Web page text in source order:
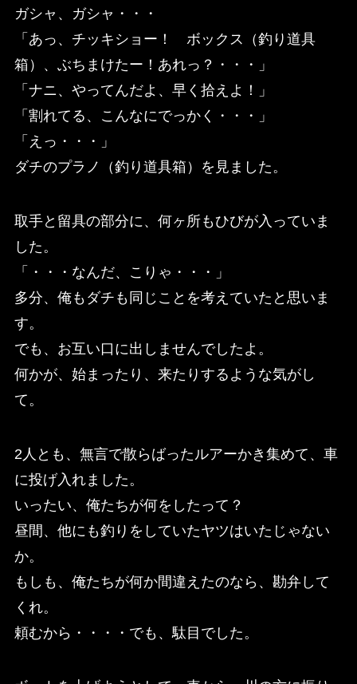
ガシャ、ガシャ・・・
「あっ、チッキショー！ ボックス（釣り道具
箱）、ぶちまけたー！あれっ？・・・」
「ナニ、やってんだよ、早く拾えよ！」
「割れてる、こんなにでっかく・・・」
「えっ・・・」
ダチのプラノ（釣り道具箱）を見ました。
取手と留具の部分に、何ヶ所もひびが入っていま
した。
「・・・なんだ、こりゃ・・・」
多分、俺もダチも同じことを考えていたと思いま
す。
でも、お互い口に出しませんでしたよ。
何かが、始まったり、来たりするような気がし
て。
2人とも、無言で散らばったルアーかき集めて、車
に投げ入れました。
いったい、俺たちが何をしたって？
昼間、他にも釣りをしていたヤツはいたじゃない
か。
もしも、俺たちが何か間違えたのなら、勘弁して
くれ。
頼むから・・・・でも、駄目でした。